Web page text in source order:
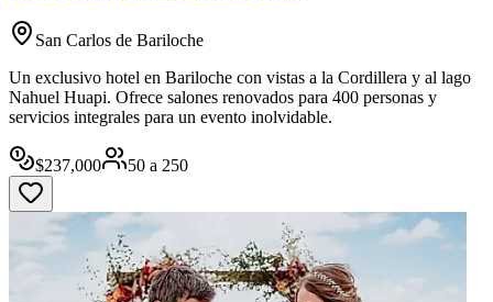
San Carlos de Bariloche
Un exclusivo hotel en Bariloche con vistas a la Cordillera y al lago
Nahuel Huapi. Ofrece salones renovados para 400 personas y
servicios integrales para un evento inolvidable.
$237,000 50 a 250